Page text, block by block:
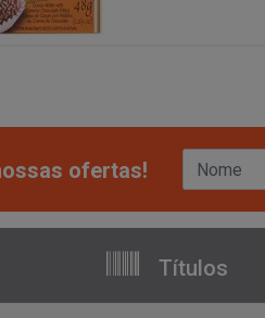
ofertas!
Títulos